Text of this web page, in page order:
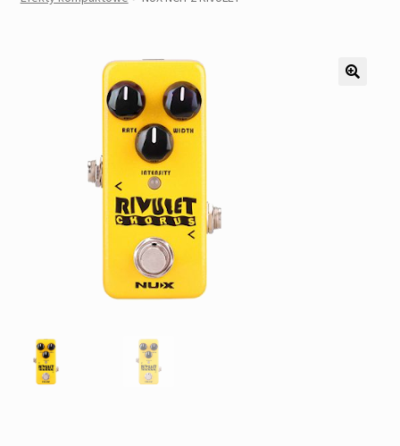
Pozostałe